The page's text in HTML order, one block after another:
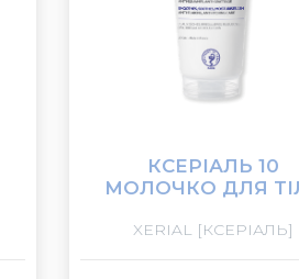
КСЕРІАЛЬ 10
МОЛОЧКО ДЛЯ
XERIAL [КСЕРІАЛЬ]